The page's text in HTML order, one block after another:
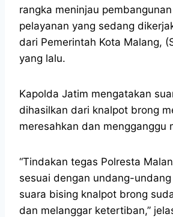
rangka meninjau
pelayanan yang sedang
dari Pemerintah Kota Malang,
yang lalu.
Kapolda Jatim mengatakan
dihasilkan dari knalpot brong
meresahkan dan mengganggu
“Tindakan tegas Polresta
sesuai dengan undang-
suara bising knalpot brong
dan melanggar ketertiban,”